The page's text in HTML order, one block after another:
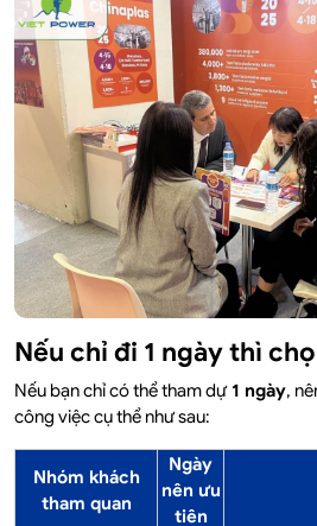
Nếu chỉ đi 1 ngày thì
Nếu bạn chỉ có thể tham dự 1 ngày,
công việc cụ thể như sau:
Nhóm khách
tham quan
Ngày
nên ưu
tiên